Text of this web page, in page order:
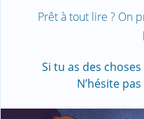
Prêt à tout lire ? On
Si tu as des
N’hésite